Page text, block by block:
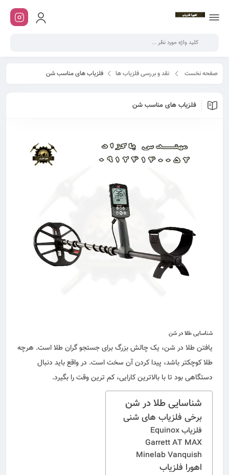
صفحه نخست نقد و بررسی فلزیاب ها فلزیاب های مناسب شن
فلزیاب های مناسب شن
شناسایی طلا در شن
یافتن طلا در شن، یک چالش بزرگ برای جستجو گران طلا است. هرچه
طلا کوچکتر باشد، پیدا کردن آن سخت است. در واقع باید دنبال
دستگاهی بود تا با بالاترین کارایی، کم ترین وقت را بگیرد.
شناسایی طلا در شن
برخی فلزیاب های شنی
فلزیاب Equinox
Garrett AT MAX
Minelab Vanquish
اهورا فلزیاب